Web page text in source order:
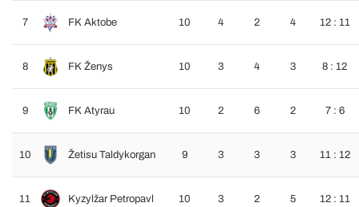
7 FK Aktobe 10 4 2 4 12 : 11
8 FK Ženys 10 3 4 3 8 : 12
9 FK Atyrau 10 2 6 2 7 : 6
10 Žetisu Taldykorgan 9 3 3 3 11 : 12
11 Kyzylžar Petropavl 10 3 2 5 12 : 11